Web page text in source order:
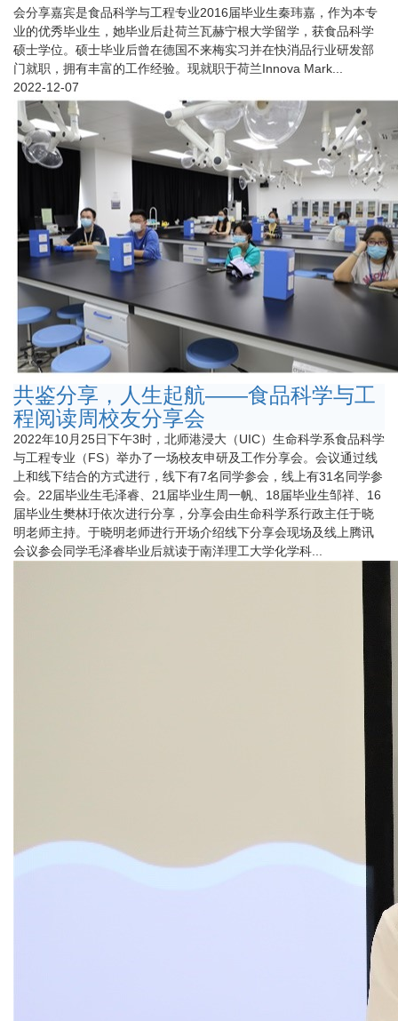
会分享嘉宾是食品科学与工程专业2016届毕业生秦玮嘉，作为本专
业的优秀毕业生，她毕业后赴荷兰瓦赫宁根大学留学，获食品科学
硕士学位。硕士毕业后曾在德国不来梅实习并在快消品行业研发部
门就职，拥有丰富的工作经验。现就职于荷兰Innova Mark...
2022-12-07
共鉴分享，人生起航——食品科学与工
程阅读周校友分享会
2022年10月25日下午3时，北师港浸大（UIC）生命科学系食品科学
与工程专业（FS）举办了一场校友申研及工作分享会。会议通过线
上和线下结合的方式进行，线下有7名同学参会，线上有31名同学参
会。22届毕业生毛泽睿、21届毕业生周一帆、18届毕业生邹祥、16
届毕业生樊林玗依次进行分享，分享会由生命科学系行政主任于晓
明老师主持。于晓明老师进行开场介绍线下分享会现场及线上腾讯
会议参会同学毛泽睿毕业后就读于南洋理工大学化学科...